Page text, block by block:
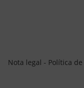
Nota legal - Política